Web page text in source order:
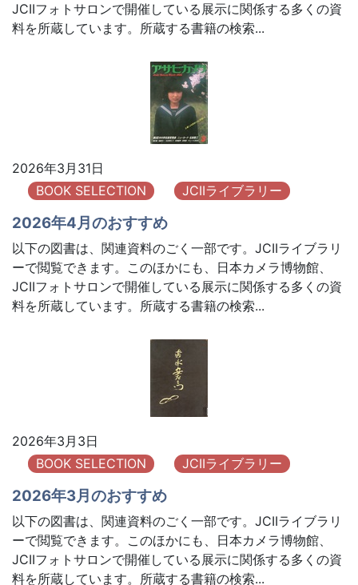
JCIIフォトサロンで開催している展示に関係する多くの資
料を所蔵しています。所蔵する書籍の検索...
2026年3月31日
BOOK SELECTION
JCIIライブラリー
2026年4月のおすすめ
以下の図書は、関連資料のごく一部です。JCIIライブラリ
ーで閲覧できます。このほかにも、日本カメラ博物館、
JCIIフォトサロンで開催している展示に関係する多くの資
料を所蔵しています。所蔵する書籍の検索...
2026年3月3日
BOOK SELECTION
JCIIライブラリー
2026年3月のおすすめ
以下の図書は、関連資料のごく一部です。JCIIライブラリ
ーで閲覧できます。このほかにも、日本カメラ博物館、
JCIIフォトサロンで開催している展示に関係する多くの資
料を所蔵しています。所蔵する書籍の検索...